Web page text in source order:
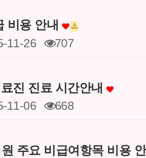
비용 안내
11-26 707
진 진료 시간안내
11-06 668
주요 비급여항목 비용